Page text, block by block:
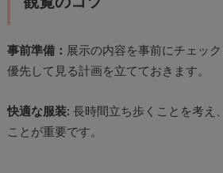
事前準備： 展示の内容を事前にチェッ
優先して見る計画を立てておきます。
快適な服装: 長時間立ち歩くことを考え
ことが重要です。